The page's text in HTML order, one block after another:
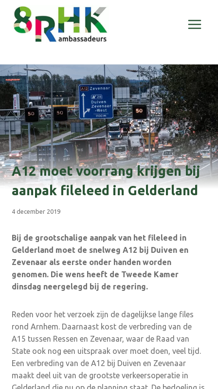
Doorgaan
naar
inhoud
A12 moet voorrang krijgen bij
aanpak fileleed in Gelderland
4 december 2019
Bij de grootschalige aanpak van het fileleed in
Gelderland moet de snelweg A12 bij Duiven en
Zevenaar als eerste onder handen worden
genomen. Die wens heeft de Tweede Kamer
dinsdag neergelegd bij de regering.
Reden voor het verzoek zijn de dagelijkse lange files
rond Arnhem. Daarnaast kost de verbreding van de
A15 tussen Ressen en Zevenaar, waar de Raad van
State ook nog een uitspraak over moet doen, veel tijd.
Een verbreding van de A12 bij Duiven en Zevenaar
maakt deel uit van de grootste verkeersoperatie in